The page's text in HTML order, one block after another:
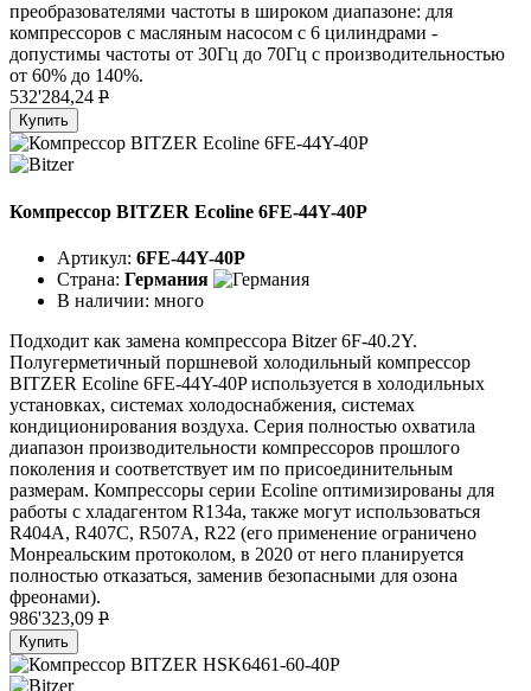
преобразователями частоты в широком диапазоне: для
компрессоров с масляным насосом с 6 цилиндрами -
допустимы частоты от 30Гц до 70Гц с производительностью
от 60% до 140%.
532'284,24 P
Купить
Компрессор BITZER Ecoline 6FE-44Y-40P
Артикул: 6FE-44Y-40P
Страна: Германия
В наличии: много
Подходит как замена компрессора Bitzer 6F-40.2Y.
Полугерметичный поршневой холодильный компрессор
BITZER Ecoline 6FE-44Y-40P используется в холодильных
установках, системах холодоснабжения, системах
кондиционирования воздуха. Серия полностью охватила
диапазон производительности компрессоров прошлого
поколения и соответствует им по присоединительным
размерам. Компрессоры серии Ecoline оптимизированы для
работы с хладагентом R134a, также могут использоваться
R404A, R407C, R507A, R22 (его применение ограничено
Монреальским протоколом, в 2020 от него планируется
полностью отказаться, заменив безопасными для озона
фреонами).
986'323,09 P
Купить